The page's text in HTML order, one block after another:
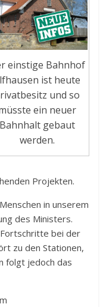
einstige Bahnhof
ist heute
und so
ein neuer
Bahnhalt gebaut
werden.
Projekten.
in unserem
des Ministers.
Fortschritte bei der
zu den Stationen,
folgt jedoch das